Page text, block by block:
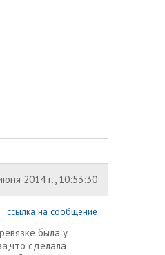
2014 г., 10:53:30
ссылка на сообщение
была у
сделала